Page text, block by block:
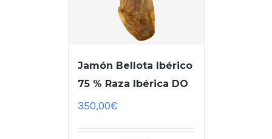
Jamón Bellota Ibérico
75 % Raza Ibérica DO
350,00€